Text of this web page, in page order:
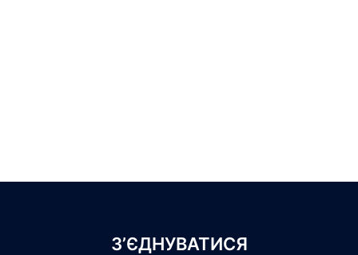
З’ЄДНУВАТИСЯ